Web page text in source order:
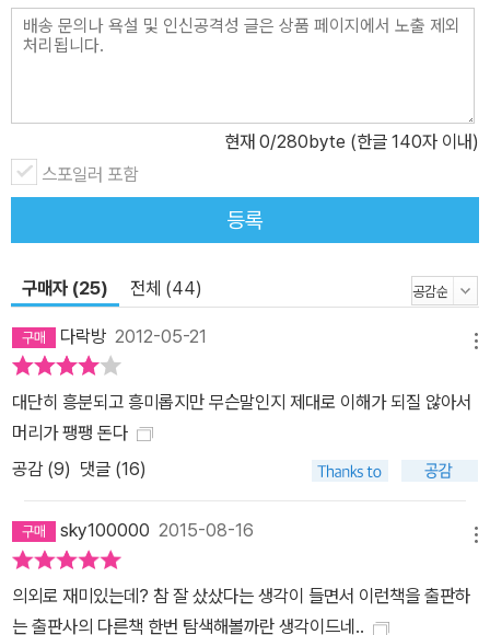
당대 상황에 속했던 실존 인물들의 이야기가 실감 나게 재현된다. 그
리고 저자들이 《로지코믹스》를 창작하는 과정에서 부딪힌 고민의 순
학자들은 당시 만연했던 순환논법과 역설을 제거한 토대 위에 수학의
기초를 세우고자 고군분투했다. 그 위대한 탐구가 가장 활발히 펼쳐
질 때 그 중심에 러셀이 있었다. 러셀의 자전적이고도 고백적인 육성
묘사한 《로지코믹스》가 진정으로 초점을 맞추는 것은, 열정적으로 추
구했지만 결국 실패로 끝나고 만, ‘명확하게 진술된 논리 위에 현대 수
학의 기초를 세우고야 말겠다’는 러셀의 평생을 건 연구이다. 그 속에
절대적 확실성을 추구하며 수많은 질문들과 씨름하는 러셀(특히 화이
트헤드와 공저한 《수학원리Principia Mathematica》를 중심으로)
스》는 비록 현대 수학과 논리학의 기초를 세우는 역할을 했지만 결국
다. 이 특정한 목표를 이루는 데 있어서 자신을 실패자로 치부한 러셀
은 화이트헤드와의 공동 연구로 《수학원리》를 집필하여 학문적 도약
을 위한 발판을 창조해냈다. 이러한 발판이 있었기에 이후 비트겐슈
현재 0/280byte (한글 140자 이내)
스포일러 포함
등록
구매자 (25) 전체 (44)
다락방 2012-05-21
대단히 흥분되고 흥미롭지만 무슨말인지 제대로 이해가 되질 않아서
머리가 팽팽 돈다
공감 (9) 댓글 (16)
sky100000 2015-08-16
의외로 재미있는데? 참 잘 샀샀다는 생각이 들면서 이런책을 출판하
는 출판사의 다른책 한번 탐색해볼까란 생각이드네..